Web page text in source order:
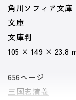
角川ソフィア文庫
文庫
文庫判
105 × 149 × 23.8
656ページ
三国志演義